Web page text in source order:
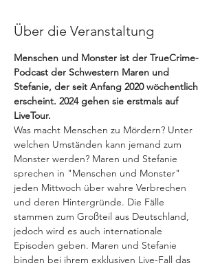
Über die Veranstaltung
Menschen und Monster ist der TrueCrime-
Podcast der Schwestern Maren und
Stefanie, der seit Anfang 2020 wöchentlich
erscheint. 2024 gehen sie erstmals auf
LiveTour.
Was macht Menschen zu Mördern? Unter
welchen Umständen kann jemand zum
Monster werden? Maren und Stefanie
sprechen in "Menschen und Monster"
jeden Mittwoch über wahre Verbrechen
und deren Hintergründe. Die Fälle
stammen zum Großteil aus Deutschland,
jedoch wird es auch internationale
Episoden geben. Maren und Stefanie
binden bei ihrem exklusiven Live-Fall das